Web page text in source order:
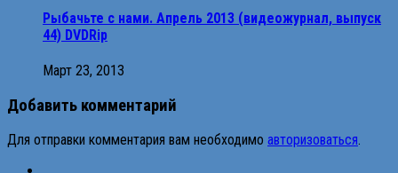
Рыбачьте с нами. Апрель 2013 (видеожурнал, выпуск
44) DVDRip
Март 23, 2013
Добавить комментарий
Для отправки комментария вам необходимо авторизоваться.